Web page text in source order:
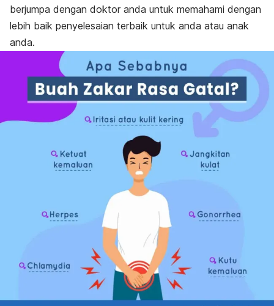
berjumpa dengan doktor anda untuk memahami dengan
lebih baik penyelesaian terbaik untuk anda atau anak
anda.